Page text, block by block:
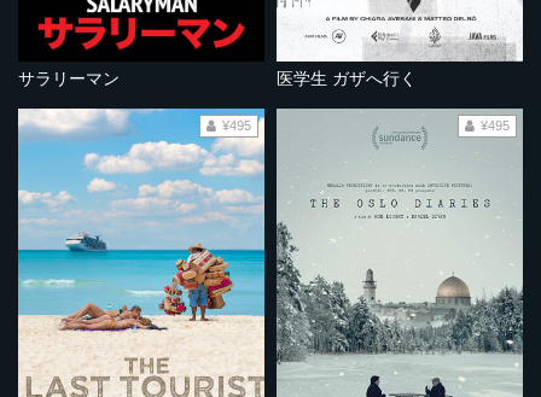
サラリーマン 医学生 ガザへ行く
¥495 ¥495